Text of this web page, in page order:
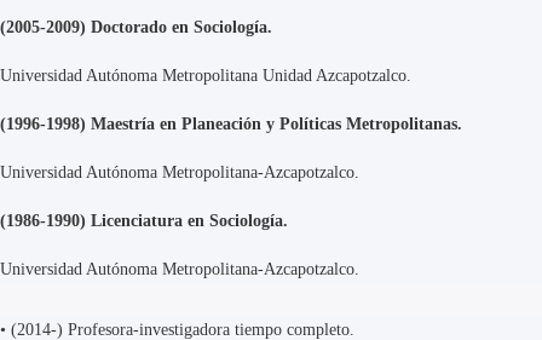
(2005-2009) Doctorado en Sociología.
Universidad Autónoma Metropolitana Unidad Azcapotzalco.
(1996-1998) Maestría en Planeación y Políticas Metropolitanas.
Universidad Autónoma Metropolitana-Azcapotzalco.
(1986-1990) Licenciatura en Sociología.
Universidad Autónoma Metropolitana-Azcapotzalco.
• (2014-) Profesora-investigadora tiempo completo.